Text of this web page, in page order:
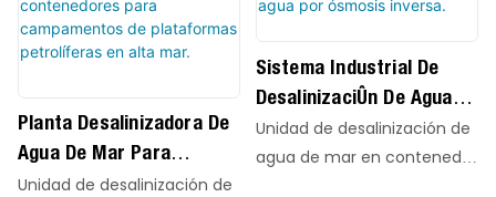
unidades compactas de
rápida instalación.
Diseñados para municipios
costeros, islas remotas,
plantas industriales y
suministro de agua de
Planta Desalinizadora De
Agua De Mar Para
Suministro De Agua De
Unidad de desalinización de
Sistema Industrial De
Desalinización De Agua
De Mar Por Ósmosis
Inversa Para Agua
Unidad de desalinización de
agua de mar en contenedor